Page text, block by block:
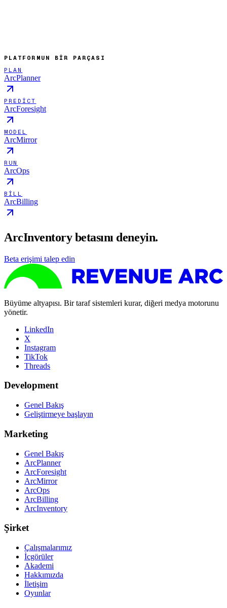
PLATFORMUN BIR PARÇASI
PLAN
ArcPlanner
PREDICT
ArcForesight
MODEL
ArcMirror
RUN
ArcOps
BILL
ArcBilling
ArcInventory betasını deneyin.
Beta erişimi talep edin
Büyüme altyapısı. Bir taraf sistemleri kurar, diğeri medya motorunu
yönetir.
LinkedIn
X
Instagram
TikTok
Threads
Development
Genel Bakış
Geliştirmeye başlayın
Marketing
Genel Bakış
ArcPlanner
ArcForesight
ArcMirror
ArcOps
ArcBilling
ArcInventory
Şirket
Çalışmalarımız
İçgörüler
Akademi
Hakkımızda
İletişim
Oyunlar